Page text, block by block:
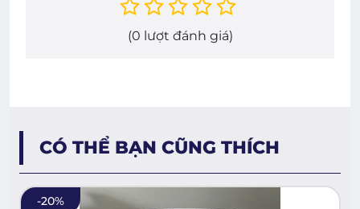
(0 lượt đánh giá)
CÓ THỂ BẠN CŨNG THÍCH
-20%